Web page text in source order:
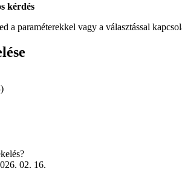
kérdés
a paraméterekkel vagy a választással
)
02. 16.